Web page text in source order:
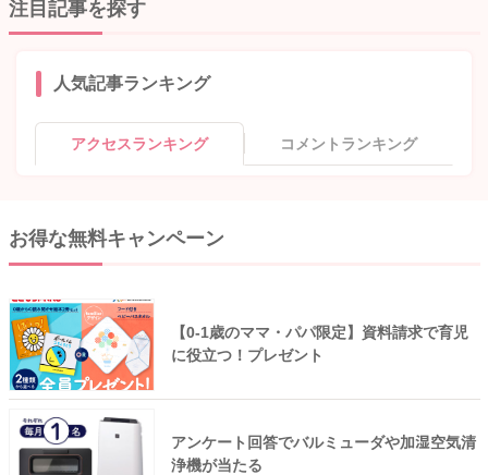
注目記事を探す
人気記事ランキング
アクセスランキング コメントランキング
お得な無料キャンペーン
【0-1歳のママ・パパ限定】資料請求で育児
に役立つ！プレゼント
アンケート回答でバルミューダや加湿空気清
浄機が当たる